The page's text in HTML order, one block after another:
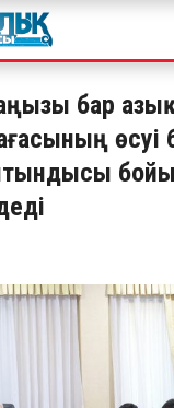
бар
өсуі